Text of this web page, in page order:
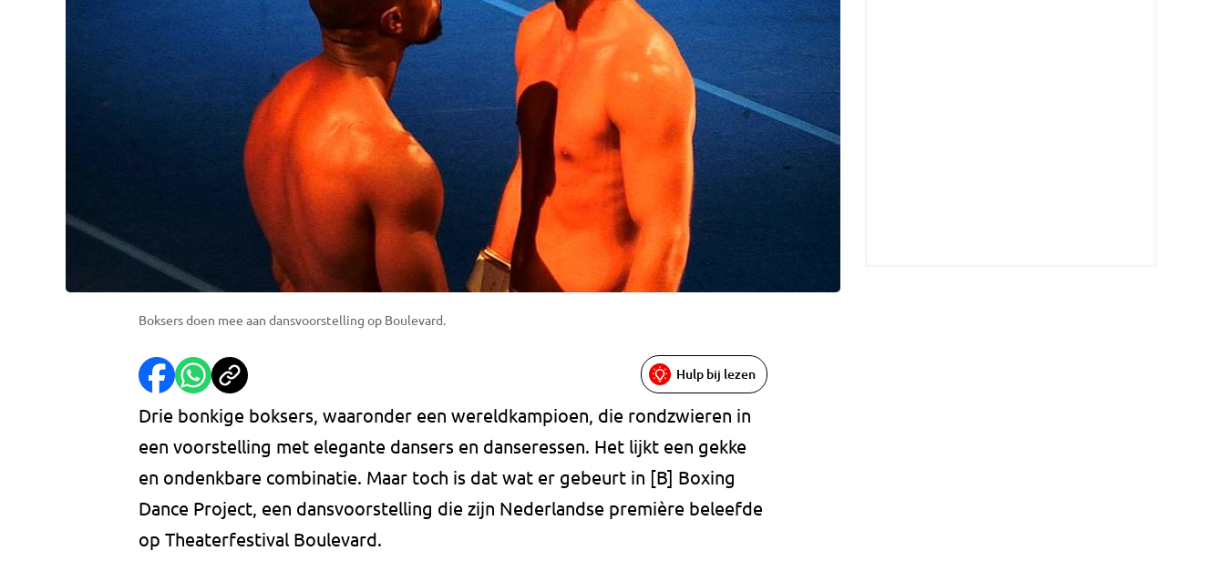
Boksers doen mee aan dansvoorstelling op Boulevard.
Hulp bij lezen
Drie bonkige boksers, waaronder een wereldkampioen, die rondzwieren in
een voorstelling met elegante dansers en danseressen. Het lijkt een gekke
en ondenkbare combinatie. Maar toch is dat wat er gebeurt in [B] Boxing
Dance Project, een dansvoorstelling die zijn Nederlandse première beleefde
op Theaterfestival Boulevard.